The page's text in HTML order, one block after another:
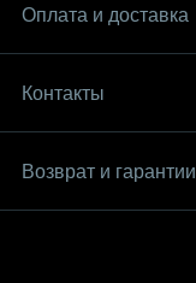
Оплата и доставка
Контакты
Возврат и гарантии